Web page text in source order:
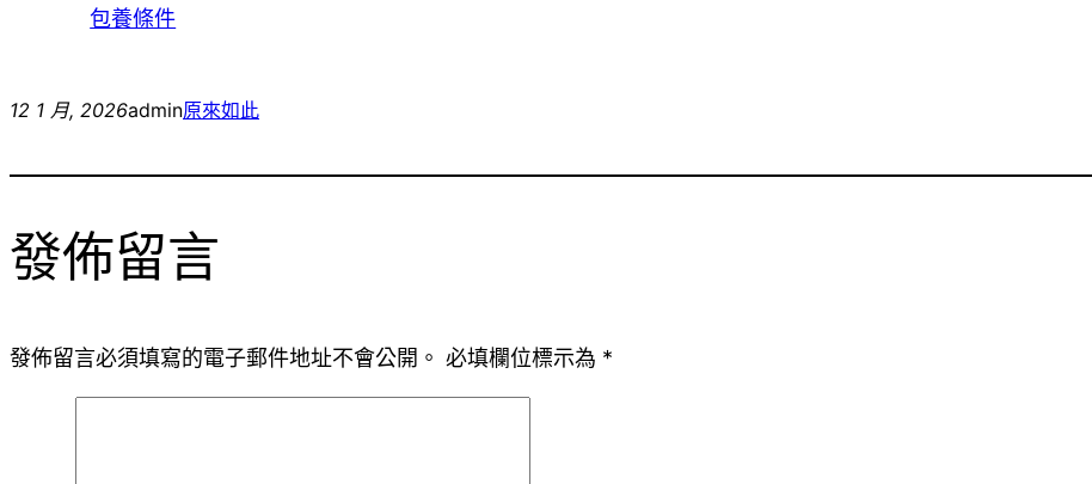
包養條件
12 1 月, 2026admin原來如此
發佈留言
發佈留言必須填寫的電子郵件地址不會公開。 必填欄位標示為 *